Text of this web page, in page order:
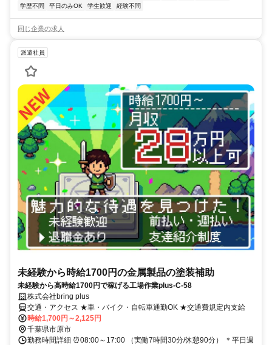
学歴不問
平日のみOK 学生歓迎 経験不問
同じ企業の求人
派遣社員
未経験から時給1700円の金属製品の塗装補助
未経験から高時給1700円で稼げる工場作業plus-C-58
株式会社bring plus
交通・アクセス ★車・バイク・自転車通勤OK ★交通費規定内支給
時給1,700円～2,125円
千葉県市原市
勤務時間詳細 ⏰08:00～17:00 （実働7時間30分/休憩90分） ＊平日週